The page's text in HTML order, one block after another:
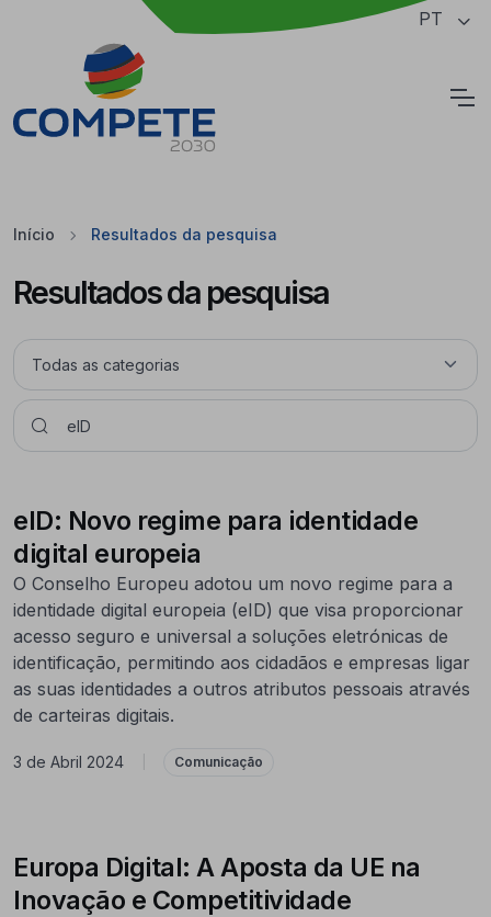
Saltar para o conteúdo principal da página PT
Início Resultados da pesquisa
Resultados da pesquisa
eID: Novo regime para identidade
digital europeia
O Conselho Europeu adotou um novo regime para a
identidade digital europeia (eID) que visa proporcionar
acesso seguro e universal a soluções eletrónicas de
identificação, permitindo aos cidadãos e empresas ligar
as suas identidades a outros atributos pessoais através
de carteiras digitais.
3 de Abril 2024 Comunicação
Europa Digital: A Aposta da UE na
Inovação e Competitividade